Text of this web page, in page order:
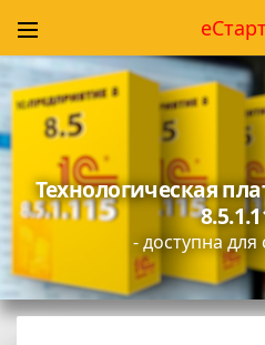
Технологическая
- доступна для